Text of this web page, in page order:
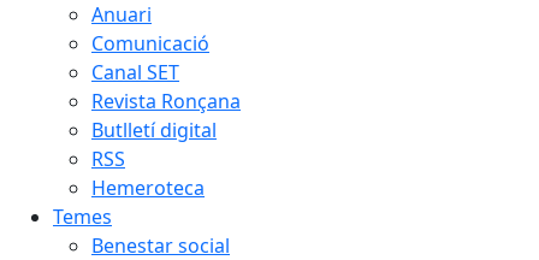
Anuari
Comunicació
Canal SET
Revista Ronçana
Butlletí digital
RSS
Hemeroteca
Temes
Benestar social